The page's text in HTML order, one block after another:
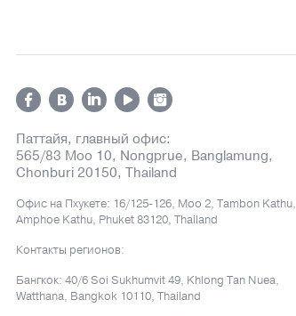
Паттайя, главный офис:
565/83 Moo 10, Nongprue, Banglamung,
Chonburi 20150, Thailand
Офис на Пхукете: 16/125-126, Moo 2, Tambon Kathu,
Amphoe Kathu, Phuket 83120, Thailand
Контакты регионов:
Бангкок: 40/6 Soi Sukhumvit 49, Khlong Tan Nuea,
Watthana, Bangkok 10110, Thailand